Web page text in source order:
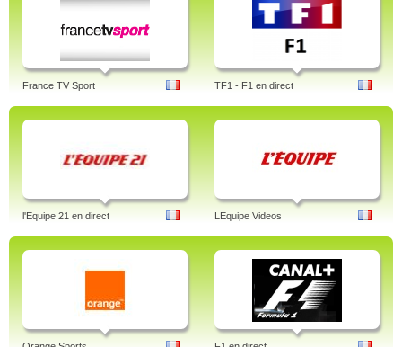
France TV Sport TF1 - F1 en direct
l'Equipe 21 en direct LEquipe Videos